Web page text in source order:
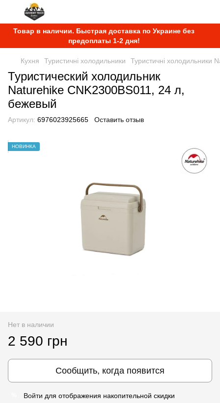
Товар в наличии. Быстрая доставка по Украине без
предоплаты 1-2 дня!
Кухня Туристичні холодильники Туристичні холодильники
Туристический холодильник
Naturehike CNK2300BS011, 24 л,
бежевый
Артикул: 6976023925665 Оставить отзыв
НОВИНКА
Нет в наличии
2 590 грн
Сообщить, когда появится
Войти для отображения накопительной скидки